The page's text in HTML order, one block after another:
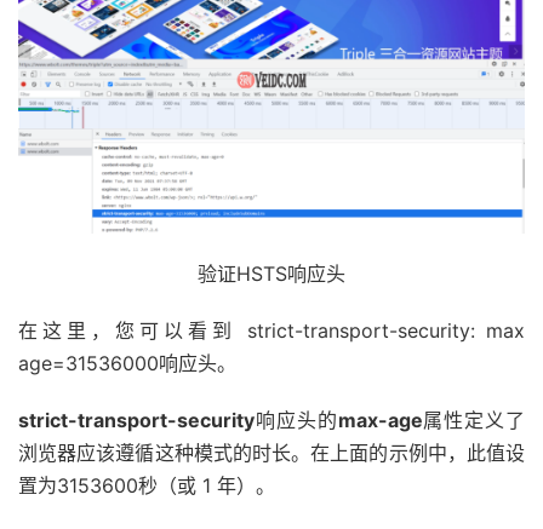
验证HSTS响应头
在这里，您可以看到 strict-transport-security: max
age=31536000响应头。
strict-transport-security响应头的max-age属性定义了
浏览器应该遵循这种模式的时长。在上面的示例中，此值设
置为3153600秒（或 1 年）。